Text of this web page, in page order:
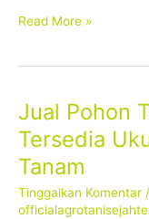
Read More »
Jual Pohon
Tersedia
Tanam
Tinggalkan Komentar /
Jual
Pohon
Tabebuya
Pink
Bali
–